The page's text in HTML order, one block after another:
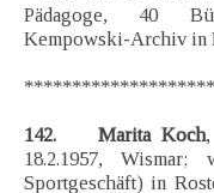
Pädagoge, 40
Kempowski-Archiv in
142. Marita Koch
18.2.1957,
Sportgeschäft) in